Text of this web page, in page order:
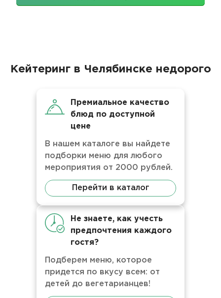
Кейтеринг в Челябинске недорого
Премиальное качество
блюд по доступной
цене
В нашем каталоге вы найдете
подборки меню для любого
мероприятия от 2000 рублей.
Перейти в каталог
Не знаете, как учесть
предпочтения каждого
гостя?
Подберем меню, которое
придется по вкусу всем: от
детей до вегетарианцев!